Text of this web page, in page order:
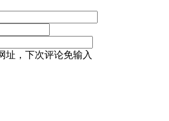
址，下次评论免输入